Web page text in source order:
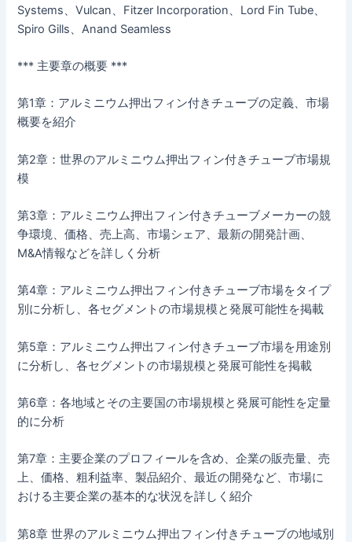
Systems、Vulcan、Fitzer Incorporation、Lord Fin Tube、
Spiro Gills、Anand Seamless
*** 主要章の概要 ***
第1章：アルミニウム押出フィン付きチューブの定義、市場
概要を紹介
第2章：世界のアルミニウム押出フィン付きチューブ市場規
模
第3章：アルミニウム押出フィン付きチューブメーカーの競
争環境、価格、売上高、市場シェア、最新の開発計画、
M&A情報などを詳しく分析
第4章：アルミニウム押出フィン付きチューブ市場をタイプ
別に分析し、各セグメントの市場規模と発展可能性を掲載
第5章：アルミニウム押出フィン付きチューブ市場を用途別
に分析し、各セグメントの市場規模と発展可能性を掲載
第6章：各地域とその主要国の市場規模と発展可能性を定量
的に分析
第7章：主要企業のプロフィールを含め、企業の販売量、売
上、価格、粗利益率、製品紹介、最近の開発など、市場に
おける主要企業の基本的な状況を詳しく紹介
第8章 世界のアルミニウム押出フィン付きチューブの地域別